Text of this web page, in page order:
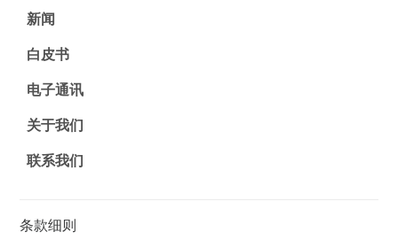
新闻
白皮书
电子通讯
关于我们
联系我们
条款细则